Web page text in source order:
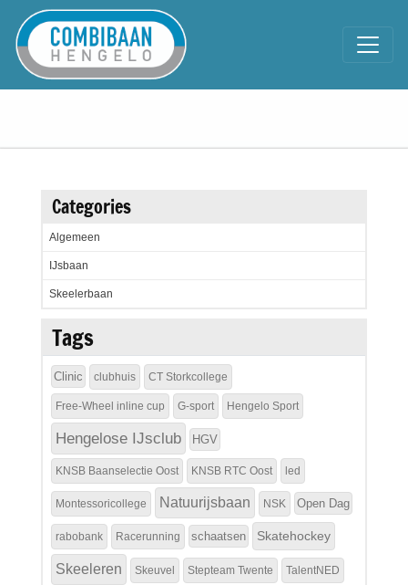
Categories
Algemeen
IJsbaan
Skeelerbaan
Tags
Clinic clubhuis CT Storkcollege
Free-Wheel inline cup G-sport Hengelo Sport
Hengelose IJsclub HGV
KNSB Baanselectie Oost KNSB RTC Oost led
Montessoricollege Natuurijsbaan NSK Open Dag
rabobank Racerunning schaatsen Skatehockey
Skeeleren Skeuvel Stepteam Twente TalentNED